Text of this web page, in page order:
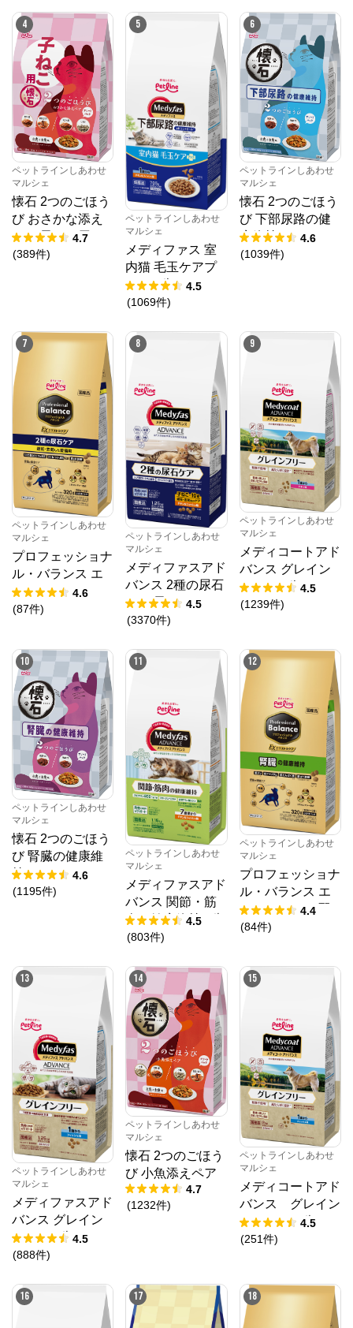
4
ペットラインしあわせ
マルシェ
懐石 2つのごほう
び おさかな添え
ペア 子ねこ用
4.7
(389件)
5
ペットラインしあわせ
マルシェ
メディファス 室
内猫 毛玉ケアプ
ラス 1歳から チキ
ン＆フィッシュ味
4.5
(1069件)
6
ペットラインしあわせ
マルシェ
懐石 2つのごほう
び 下部尿路の健
康維持
4.6
(1039件)
7
ペットラインしあわせ
マルシェ
プロフェッショナ
ル・バランス エ
クストラケア ２
種の尿石ケア 避
4.6
(87件)
8
ペットラインしあわせ
マルシェ
メディファスアド
バンス 2種の尿石
ケア 子ねこから1
0歳まで 避妊・去
ン＆フィッシュ味
4.5
(3370件)
9
ペットラインしあわせ
マルシェ
メディコートアド
バンス グレイン
フリー 1歳から チ
キン味
4.5
(1239件)
10
ペットラインしあわせ
マルシェ
懐石 2つのごほう
び 腎臓の健康維
持
4.6
(1195件)
11
ペットラインしあわせ
マルシェ
メディファスアド
バンス 関節・筋
肉の健康維持 7歳
頃から チキン&フ
4.5
(803件)
12
ペットラインしあわせ
マルシェ
プロフェッショナ
ル・バランス エ
クストラケア 腎
臓の健康維持
4.4
(84件)
13
ペットラインしあわせ
マルシェ
メディファスアド
バンス グレイン
フリー 1歳から フ
ィッシュ味
4.5
(888件)
14
ペットラインしあわせ
マルシェ
懐石 2つのごほう
び 小魚添えペア
4.7
(1232件)
15
ペットラインしあわせ
マルシェ
メディコートアド
バンス グレイン
フリー １歳か
ら フィッシュ味
4.5
(251件)
16 17 18